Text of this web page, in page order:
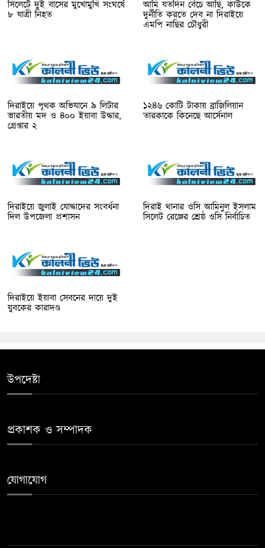
সিলেটে দুই বাসের মুখোমুখি সংঘর্ষে
৮ যাত্রী নিহত
আমি যতদিন বেঁচে আছি, কাউকে
দুর্নীতি করতে দেব না দিরাইয়ে
এমপি নাছির চৌধুরী
দিরাইয়ে পৃথক অভিযানে ৯ লিটার
ভারতীয় মদ ও ৪০০ ইয়াবা উদ্ধার,
গ্রেপ্তার ২
১২৪৬ কোটি টাকায় ব্রাজিলিয়ান
তারকাকে কিনেছে আর্সেনাল
দিরাইয়ে জুলাই যোদ্ধাদের সংবর্ধনা
দিল উপজেলা প্রশাসন
দিরাই থানার ওসি আমিনুল ইসলাম
সিলেট রেঞ্জের শ্রেষ্ঠ ওসি নির্বাচিত
দিরাইয়ে ইয়াবা সেবনের দায়ে দুই
যুবকের কারাদণ্ড
উপদেষ্টা
প্রকাশক ও সম্পাদক
যোগাযোগ